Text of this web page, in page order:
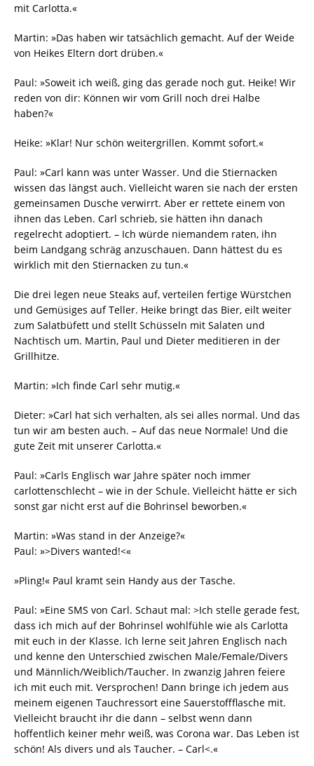
mit Carlotta.«
Martin: »Das haben wir tatsächlich gemacht. Auf der Weide
von Heikes Eltern dort drüben.«
Paul: »Soweit ich weiß, ging das gerade noch gut. Heike! Wir
reden von dir: Können wir vom Grill noch drei Halbe
haben?«
Heike: »Klar! Nur schön weitergrillen. Kommt sofort.«
Paul: »Carl kann was unter Wasser. Und die Stiernacken
wissen das längst auch. Vielleicht waren sie nach der ersten
gemeinsamen Dusche verwirrt. Aber er rettete einem von
ihnen das Leben. Carl schrieb, sie hätten ihn danach
regelrecht adoptiert. – Ich würde niemandem raten, ihn
beim Landgang schräg anzuschauen. Dann hättest du es
wirklich mit den Stiernacken zu tun.«
Die drei legen neue Steaks auf, verteilen fertige Würstchen
und Gemüsiges auf Teller. Heike bringt das Bier, eilt weiter
zum Salatbüfett und stellt Schüsseln mit Salaten und
Nachtisch um. Martin, Paul und Dieter meditieren in der
Grillhitze.
Martin: »Ich finde Carl sehr mutig.«
Dieter: »Carl hat sich verhalten, als sei alles normal. Und das
tun wir am besten auch. – Auf das neue Normale! Und die
gute Zeit mit unserer Carlotta.«
Paul: »Carls Englisch war Jahre später noch immer
carlottenschlecht – wie in der Schule. Vielleicht hätte er sich
sonst gar nicht erst auf die Bohrinsel beworben.«
Martin: »Was stand in der Anzeige?«
Paul: »>Divers wanted!<«
»Pling!« Paul kramt sein Handy aus der Tasche.
Paul: »Eine SMS von Carl. Schaut mal: >Ich stelle gerade fest,
dass ich mich auf der Bohrinsel wohlfühle wie als Carlotta
mit euch in der Klasse. Ich lerne seit Jahren Englisch nach
und kenne den Unterschied zwischen Male/Female/Divers
und Männlich/Weiblich/Taucher. In zwanzig Jahren feiere
ich mit euch mit. Versprochen! Dann bringe ich jedem aus
meinem eigenen Tauchressort eine Sauerstoffflasche mit.
Vielleicht braucht ihr die dann – selbst wenn dann
hoffentlich keiner mehr weiß, was Corona war. Das Leben ist
schön! Als divers und als Taucher. – Carl<.«